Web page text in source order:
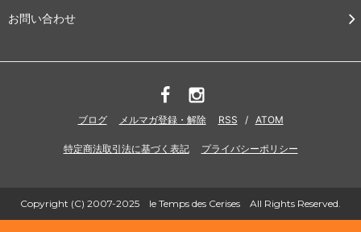
お問い合わせ
ブログ メルマガ登録・解除 RSS / ATOM
特定商法取引法に基づく表記 プライバシーポリシー
Copyright (C) 2007-2025 le Temps des Cerises All Rights Reserved.